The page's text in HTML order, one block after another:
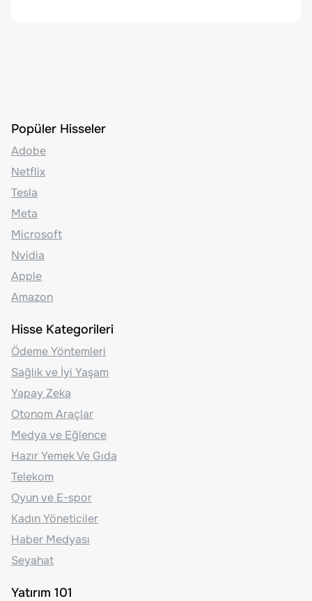
Popüler Hisseler
Adobe
Netflix
Tesla
Meta
Microsoft
Nvidia
Apple
Amazon
Hisse Kategorileri
Ödeme Yöntemleri
Sağlık ve İyi Yaşam
Yapay Zeka
Otonom Araçlar
Medya ve Eğlence
Hazır Yemek Ve Gıda
Telekom
Oyun ve E-spor
Kadın Yöneticiler
Haber Medyası
Seyahat
Yatırım 101